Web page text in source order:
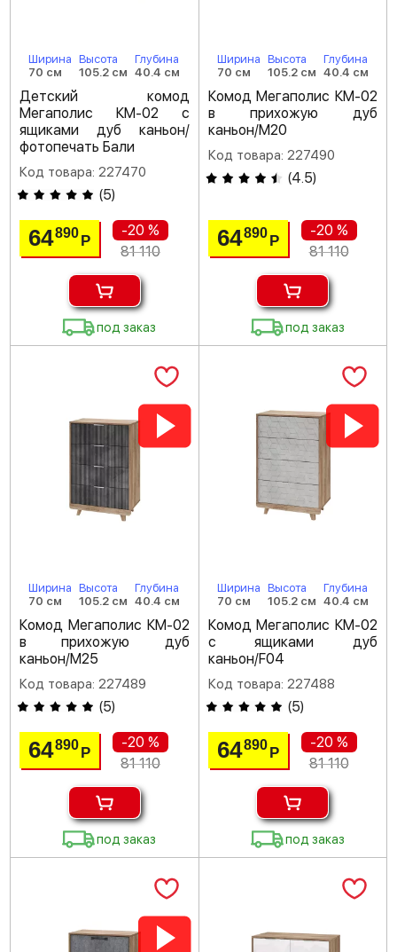
Ширина
70 см
Высота
105.2 см
Глубина
40.4 см
Детский комод
Мегаполис КМ-02 с
ящиками дуб каньон/
фотопечать Бали
Код товара: 227470
(5)
64890Р
-20 %
81 110
под заказ
Ширина
70 см
Высота
105.2 см
Глубина
40.4 см
Комод Мегаполис КМ-02
в прихожую дуб
каньон/M20
Код товара: 227490
(4.5)
64890 Р
-20 %
81 110
под заказ
Ширина
70 см
Высота
105.2 см
Глубина
40.4 см
Комод Мегаполис КМ-02
в прихожую дуб
каньон/M25
Код товара: 227489
(5)
64890Р
-20 %
81 110
под заказ
Ширина
70 см
Высота
105.2 см
Глубина
40.4 см
Комод Мегаполис КМ-02
с ящиками дуб
каньон/F04
Код товара: 227488
(5)
64890 Р
-20 %
81 110
под заказ